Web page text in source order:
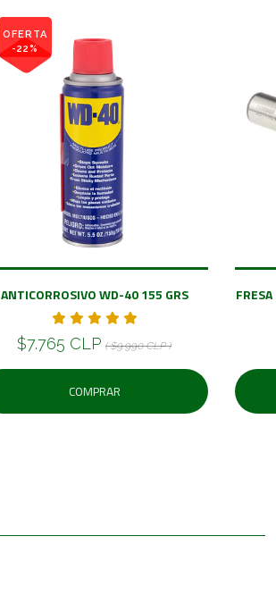
OFERTA
-22%
ANTICORROSIVO WD-40 155 GRS
$7.765 CLP ( $9.990 CLP )
COMPRAR